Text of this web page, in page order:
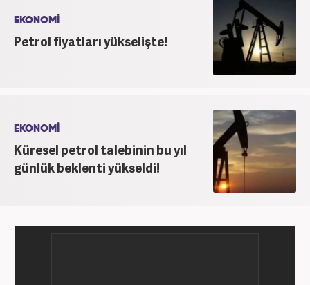
EKONOMİ
Petrol fiyatları yükselişte!
EKONOMİ
Küresel petrol talebinin bu yıl
günlük beklenti yükseldi!